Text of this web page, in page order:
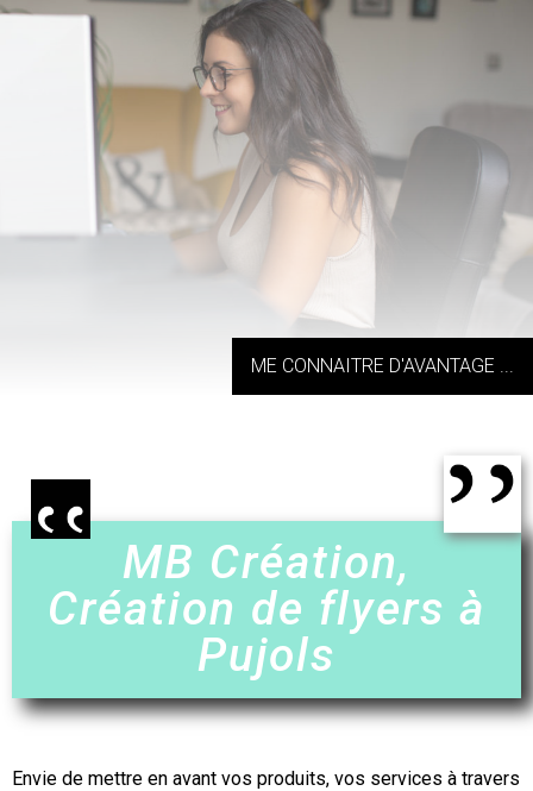
ME CONNAITRE D'AVANTAGE ...
MB Création,
Création de flyers à
Pujols
Envie de mettre en avant vos produits, vos services à travers